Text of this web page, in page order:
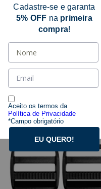
Cadastre-se e garanta
5% OFF na primeira
compra!
Aceito os termos da
Política de Privacidade
*Campo obrigatório
EU QUERO!